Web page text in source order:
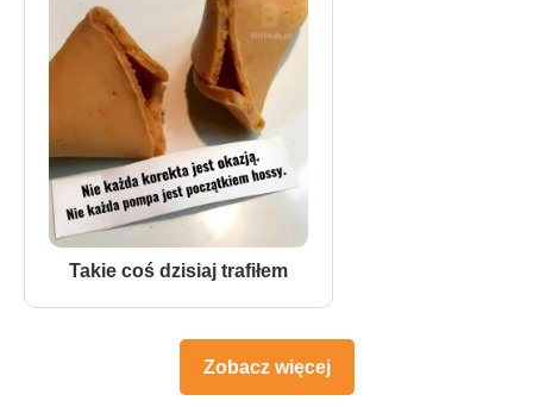
Takie coś dzisiaj trafiłem
Zobacz więcej